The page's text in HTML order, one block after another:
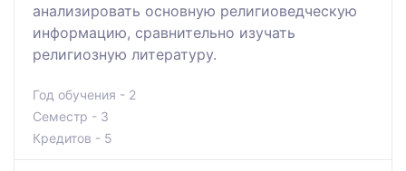
анализировать основную религиоведческую
информацию, сравнительно изучать
религиозную литературу.
Год обучения - 2
Семестр - 3
Кредитов - 5